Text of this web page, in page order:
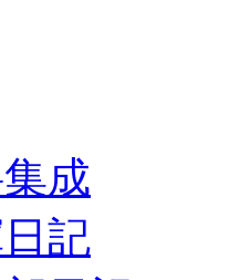
成
記